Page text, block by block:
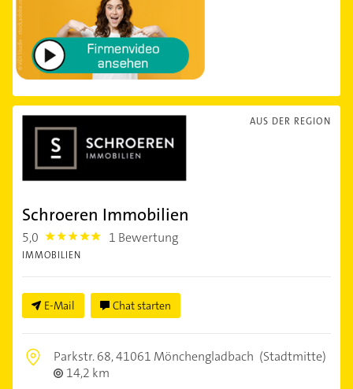
AUS DER REGION
Schroeren Immobilien
5,0 5.0 1 Bewertung
IMMOBILIEN
E-Mail Chat starten
Parkstr. 68,41061 Mönchengladbach (Stadtmitte)
14,2 km